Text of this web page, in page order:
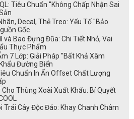
Tiêu Chuẩn "Không Chấp Nhận Sai
Decal, Thẻ Treo: Yếu Tố "Bảo
Gốc
và Bao Đựng Đũa: Chi Tiết Nhỏ, Vai
Thực Phẩm
7 Lớp: Giải Pháp "Bất Khả Xâm
Đường Biển
Chuẩn In Ấn Offset Chất Lượng
Thùng Xoài Xuất Khẩu: Bí Quyết
Trái Cây Độc Đáo: Khay Chanh Châm